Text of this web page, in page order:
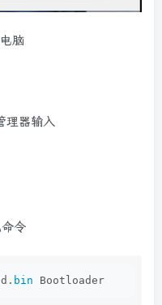
脑
理器输入
令
bin Bootloader